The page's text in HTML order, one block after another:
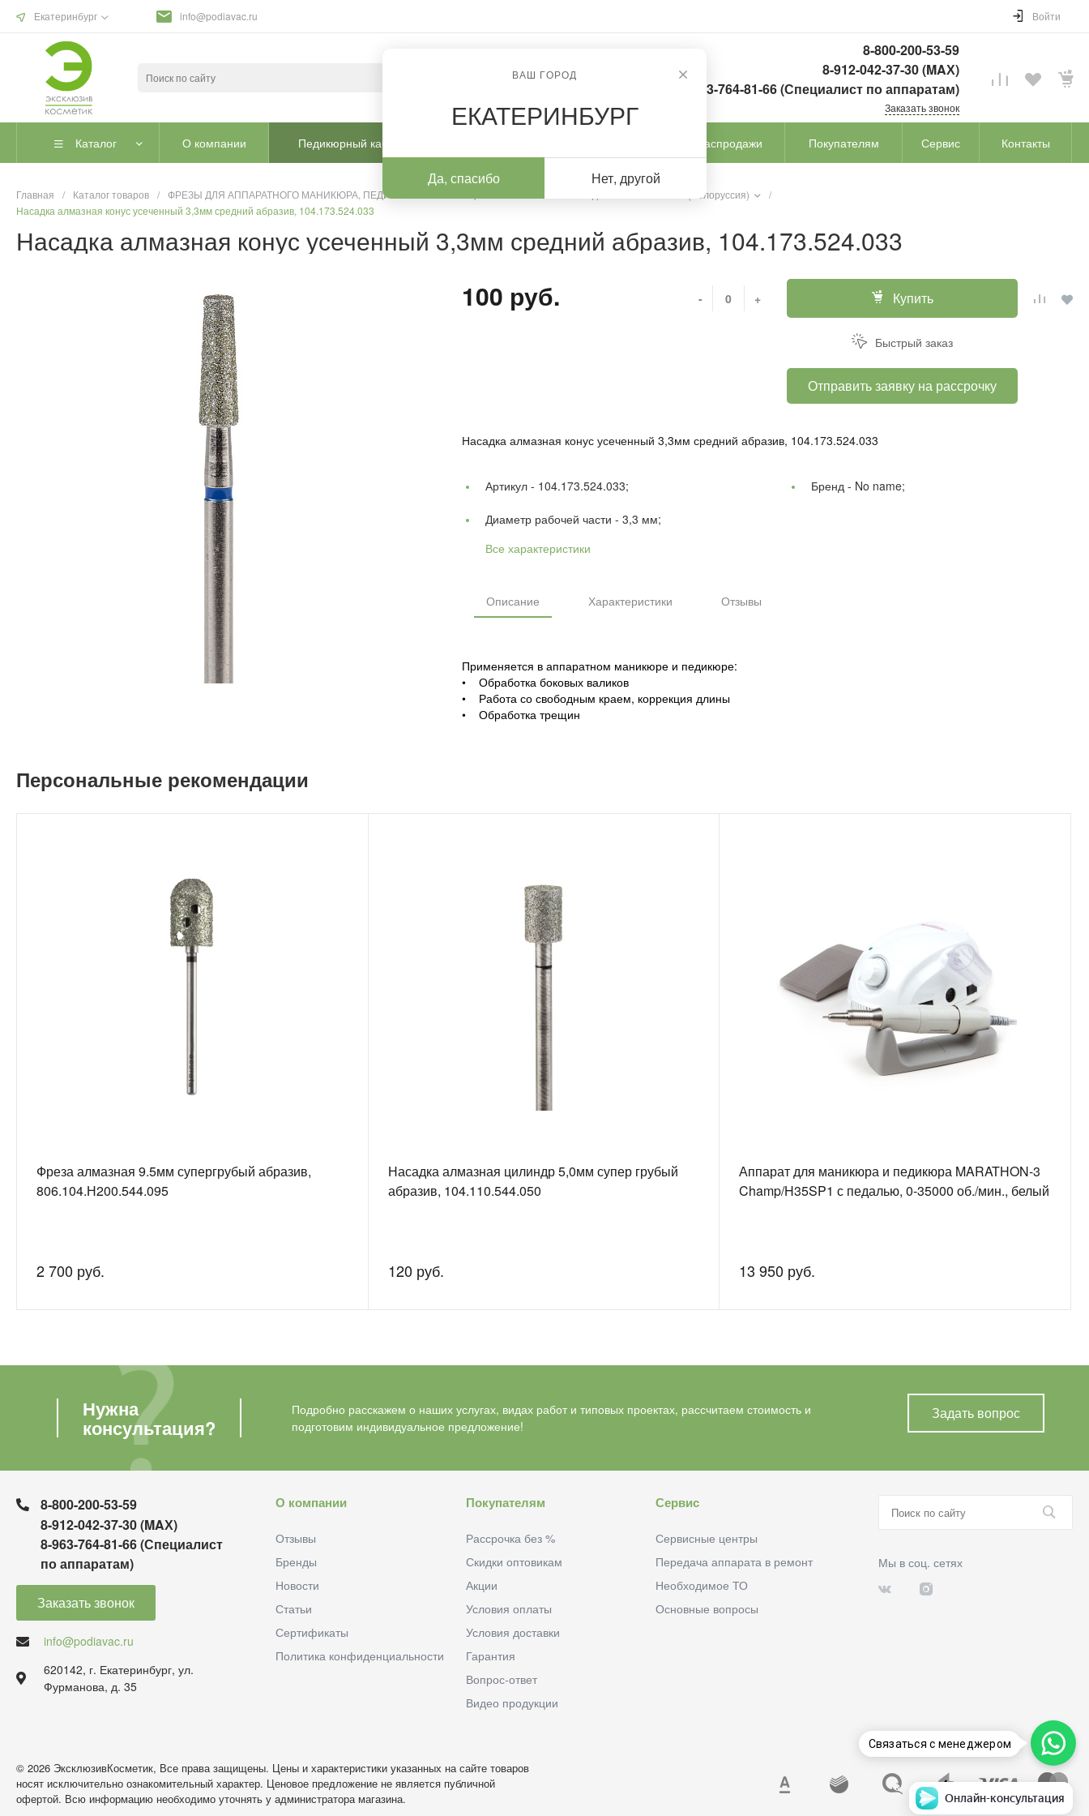
Екатеринбург
ВАШ ГОРОД
ЕКАТЕРИНБУРГ
Да, спасибо Нет, другой
info@podiavac.ru Войти
8-800-200-53-59
8-912-042-37-30 (MAХ)
8-963-764-81-66 (Специалист по аппаратам)
Заказать звонок
Каталог О компании Педикюрный кабинет Распродажи Покупателям Сервис Контакты
Главная / Каталог товаров / ФРЕЗЫ ДЛЯ АППАРАТНОГО МАНИКЮРА, ПЕДИКЮРА И КОРРЕКЦИИ Алмазные (Белоруссия)
/
Насадка алмазная конус усеченный 3,3мм средний абразив, 104.173.524.033
Насадка алмазная конус усеченный 3,3мм средний абразив, 104.173.524.033
100 руб.
- + Купить
Быстрый заказ
Отправить заявку на рассрочку
Насадка алмазная конус усеченный 3,3мм средний абразив, 104.173.524.033
Артикул - 104.173.524.033; Бренд - No name;
Диаметр рабочей части - 3,3 мм;
Все характеристики
Описание Характеристики Отзывы
Применяется в аппаратном маникюре и педикюре:
• Обработка боковых валиков
• Работа со свободным краем, коррекция длины
• Обработка трещин
Персональные рекомендации
Фреза алмазная 9.5мм супергрубый абразив,
806.104.Н200.544.095
2 700 руб.
Насадка алмазная цилиндр 5,0мм супер грубый
абразив, 104.110.544.050
120 руб.
Аппарат для маникюра и педикюра MARATHON-3
Champ/H35SP1 с педалью, 0-35000 об./мин., белый
13 950 руб.
Нужна
консультация?
Подробно расскажем о наших услугах, видах работ и типовых проектах, рассчитаем стоимость и
подготовим индивидуальное предложение!
Задать вопрос
8-800-200-53-59
8-912-042-37-30 (MAХ)
8-963-764-81-66 (Специалист
по аппаратам)
Заказать звонок
info@podiavac.ru
620142, г. Екатеринбург, ул.
Фурманова, д. 35
О компании
Отзывы
Бренды
Новости
Статьи
Сертификаты
Политика конфиденциальности
Покупателям
Рассрочка без %
Скидки оптовикам
Акции
Условия оплаты
Условия доставки
Гарантия
Вопрос-ответ
Видео продукции
Сервис
Сервисные центры
Передача аппарата в ремонт
Необходимое ТО
Основные вопросы
Мы в соц. сетях
© 2026 ЭксклюзивКосметик, Все права защищены. Цены и характеристики указанных на сайте товаров
носят исключительно ознакомительный характер. Ценовое предложение не является публичной
офертой. Всю информацию необходимо уточнять у администратора магазина.
Связаться с менеджером
Онлайн-консультация